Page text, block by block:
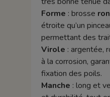
Forme : brosse
étroite qu’un
permettant des
Virole : argentée,
à la corrosion,
fixation des poils.
Manche : long et